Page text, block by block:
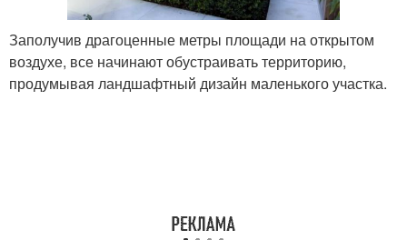
Заполучив драгоценные метры площади на открытом
воздухе, все начинают обустраивать территорию,
продумывая ландшафтный дизайн маленького участка.